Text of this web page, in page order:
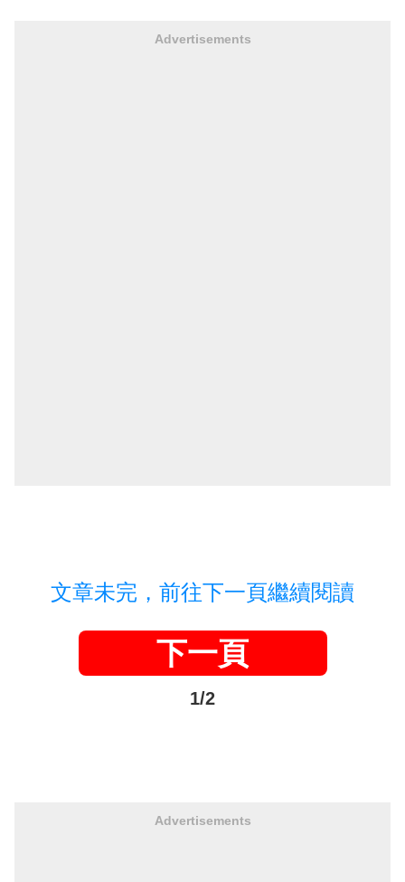
Advertisements
文章未完，前往下一頁繼續閱讀
下一頁
1/2
Advertisements